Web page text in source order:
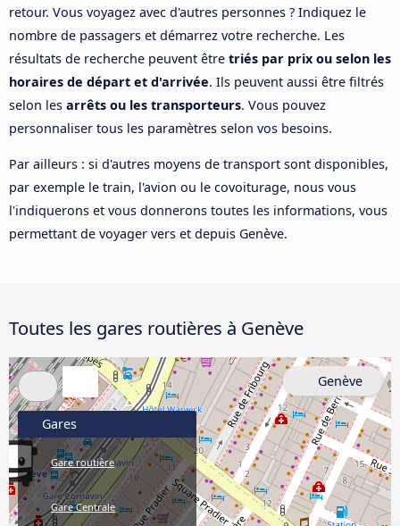
retour. Vous voyagez avec d'autres personnes ? Indiquez le
nombre de passagers et démarrez votre recherche. Les
résultats de recherche peuvent être triés par prix ou selon les
horaires de départ et d'arrivée. Ils peuvent aussi être filtrés
selon les arrêts ou les transporteurs. Vous pouvez
personnaliser tous les paramètres selon vos besoins.
Par ailleurs : si d'autres moyens de transport sont disponibles,
par exemple le train, l'avion ou le covoiturage, nous vous
l'indiquerons et vous donnerons toutes les informations, vous
permettant de voyager vers et depuis Genève.
Toutes les gares routières à Genève
Gares
Gare routière
Gare Centrale
Genève